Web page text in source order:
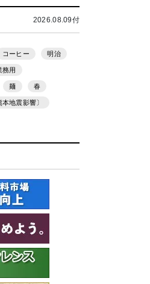
2026.08.09付
コーヒー 明治
務用
麺 春
本地震影響〕